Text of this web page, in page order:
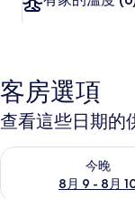
客房選項
查看這些日期的
今晚
8月 9 - 8月
查看今晚 (8月 9 - 8月